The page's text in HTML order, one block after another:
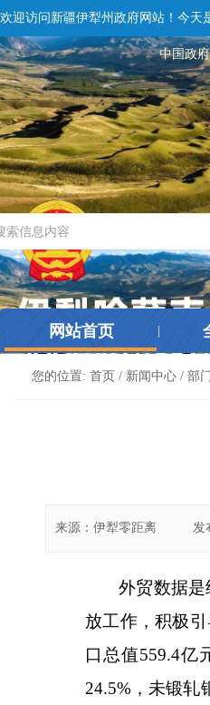
欢迎访问新疆伊犁州政府网站！ 今天
中国政
网站首页
您的位置: 首页 / 新闻中心 / 部
来源： 伊犁零距离 发
外贸数据是
放工作，积极
口总值559.4亿
24.5%，未锻轧